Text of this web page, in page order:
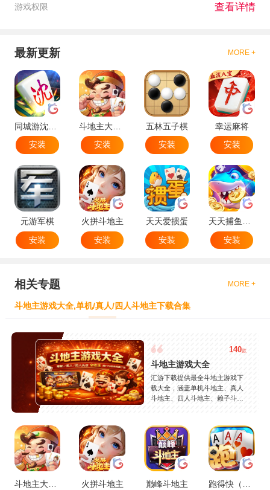
游戏权限 查看详情
最新更新 MORE +
同城游沈阳麻将
安装
安装
五林五子棋
安装
幸运麻将
安装
元游军棋
安装
火拼斗地主
安装
天天爱掼蛋
安装
安装
相关专题 MORE +
斗地主游戏大全,单机/真人/四人斗地主下载合集
140款
斗地主游戏大全
汇游下载提供最全斗地主游戏下
载大全，涵盖单机斗地主、真人
斗地主、四人斗地主、赖子斗地
游戏，支持安卓苹果免费下载，
安全稳定，持续更新。
斗地主大作战 火拼斗地主 巅峰斗地主